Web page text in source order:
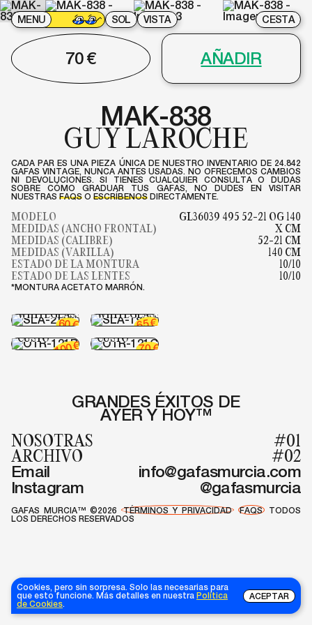
Cookies, pero sin sorpresa. Solo las necesarias para
que esto funcione. Más detalles en nuestra
Política
de Cookies
ACEPTAR
MENU SOL VISTA CESTA
MAK-838
GUY LAROCHE
CADA PAR ES UNA PIEZA ÚNICA DE NUESTRO INVENTARIO DE 24.842
GAFAS VINTAGE, NUNCA ANTES USADAS. NO OFRECEMOS CAMBIOS
NI DEVOLUCIONES. SI TIENES CUALQUIER CONSULTA O DUDAS
SOBRE CÓMO GRADUAR TUS GAFAS, NO DUDES EN VISITAR
NUESTRAS FAQS O ESCRÍBENOS DIRECTAMENTE.
MODELO
GL36039 495 52-21 OG 140
MEDIDAS (ANCHO FRONTAL)
X CM
MEDIDAS (CALIBRE)
52-21 CM
MEDIDAS (VARILLA)
140 CM
ESTADO DE LA MONTURA
10/10
ESTADO DE LAS LENTES
10/10
*MONTURA ACETATO MARRÓN.
70€ AÑADIR
WHITEGLASS
60€
WHITEGLASS
65€
OTR-121B
CUSTO
100€
OTR-121C
CUSTO
70€
GRANDES ÉXITOS DE
AYER Y HOY™
NOSOTRAS
#01
ARCHIVO
#02
Email
info@gafasmurcia.com
Instagram
@gafasmurcia
GAFAS MURCIA™ ©2026 TÉRMINOS Y PRIVACIDAD FAQS TODOS
LOS DERECHOS RESERVADOS